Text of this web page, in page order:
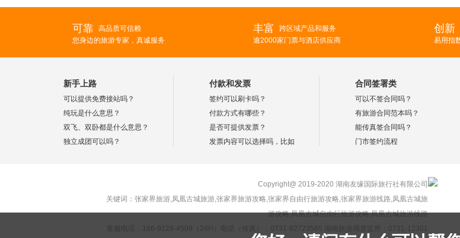
可靠 高品质可信赖
您身边的旅游专家，真诚服务
丰富
跨区域产品和服务
逾2000家门票与酒店供应商
创新
易用指
新手上路
可以提供免费接站吗？
纯玩是什么意思？
双飞、双卧都是什么意思？
独立成团可以吗？
付款和发票
签约可以刷卡吗？
付款方式有哪些？
是否可提供发票？
发票内容可以选择吗，比如
合同签署类
可以不签合同吗？
有旅游合同范本吗？
能传真签合同吗？
门市签约流程
Copyright@ 2019-2020 湖南友缘国际旅行社有限公司
关键词：张家界旅游,凤凰古城旅游,张家界旅游攻略,张家界自由行旅游攻略,张家界旅游线路,凤凰古城旅
游攻略,凤凰古城自由行旅游攻略,凤凰古城旅游线路
客服电话：186-9229-4509（24H）电话（传真）：0731-82723565 湖南旅游局质监所：0731-12301